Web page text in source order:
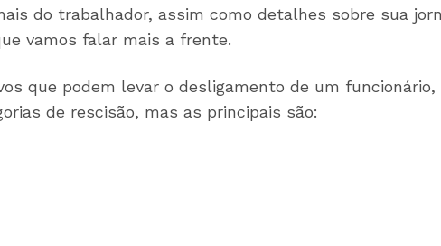
do trabalhador, assim como detalhes sobre sua
vamos falar mais a frente.
que podem levar o desligamento de um funcionário,
de rescisão, mas as principais são: